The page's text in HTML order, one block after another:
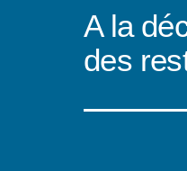
A la
des